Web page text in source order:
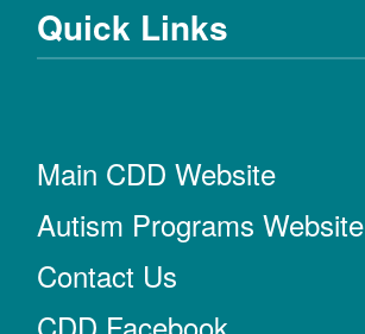
Quick Links
Main CDD Website
Autism Programs Website
Contact Us